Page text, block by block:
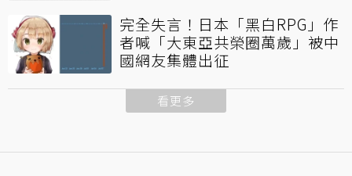
完全失言！日本「黑白RPG」作
者喊「大東亞共榮圈萬歲」被中
國網友集體出征
看更多